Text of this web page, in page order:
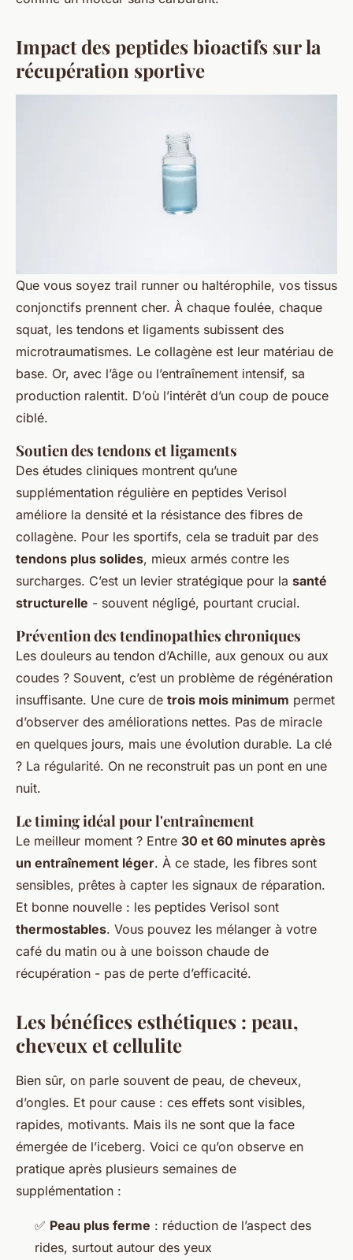
Impact des peptides bioactifs sur la
récupération sportive
Que vous soyez trail runner ou haltérophile, vos tissus
conjonctifs prennent cher. À chaque foulée, chaque
squat, les tendons et ligaments subissent des
microtraumatismes. Le collagène est leur matériau de
base. Or, avec l’âge ou l’entraînement intensif, sa
production ralentit. D’où l’intérêt d’un coup de pouce
ciblé.
Soutien des tendons et ligaments
Des études cliniques montrent qu’une
supplémentation régulière en peptides Verisol
améliore la densité et la résistance des fibres de
collagène. Pour les sportifs, cela se traduit par des
tendons plus solides, mieux armés contre les
surcharges. C’est un levier stratégique pour la santé
structurelle - souvent négligé, pourtant crucial.
Prévention des tendinopathies chroniques
Les douleurs au tendon d’Achille, aux genoux ou aux
coudes ? Souvent, c’est un problème de régénération
insuffisante. Une cure de trois mois minimum permet
d’observer des améliorations nettes. Pas de miracle
en quelques jours, mais une évolution durable. La clé
? La régularité. On ne reconstruit pas un pont en une
nuit.
Le timing idéal pour l'entraînement
Le meilleur moment ? Entre 30 et 60 minutes après
un entraînement léger. À ce stade, les fibres sont
sensibles, prêtes à capter les signaux de réparation.
Et bonne nouvelle : les peptides Verisol sont
thermostables. Vous pouvez les mélanger à votre
café du matin ou à une boisson chaude de
récupération - pas de perte d’efficacité.
Les bénéfices esthétiques : peau,
cheveux et cellulite
Bien sûr, on parle souvent de peau, de cheveux,
d’ongles. Et pour cause : ces effets sont visibles,
rapides, motivants. Mais ils ne sont que la face
émergée de l’iceberg. Voici ce qu’on observe en
pratique après plusieurs semaines de
supplémentation :
✅ Peau plus ferme : réduction de l’aspect des
rides, surtout autour des yeux